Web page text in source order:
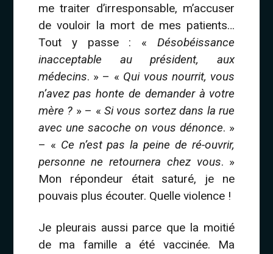
me traiter d’irresponsable, m’accuser
de vouloir la mort de mes patients…
Tout y passe : «Désobéissance
inacceptable au président, aux
médecins. » – « Qui vous nourrit, vous
n’avez pas honte de demander à votre
mère ? » – «Si vous sortez dans la rue
avec une sacoche on vous dénonce. »
– « Ce n’est pas la peine de ré-ouvrir,
personne ne retournera chez vous. »
Mon répondeur était saturé, je ne
pouvais plus écouter. Quelle violence !
Je pleurais aussi parce que la moitié
de ma famille a été vaccinée. Ma